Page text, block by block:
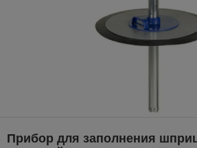
Прибор для заполнения